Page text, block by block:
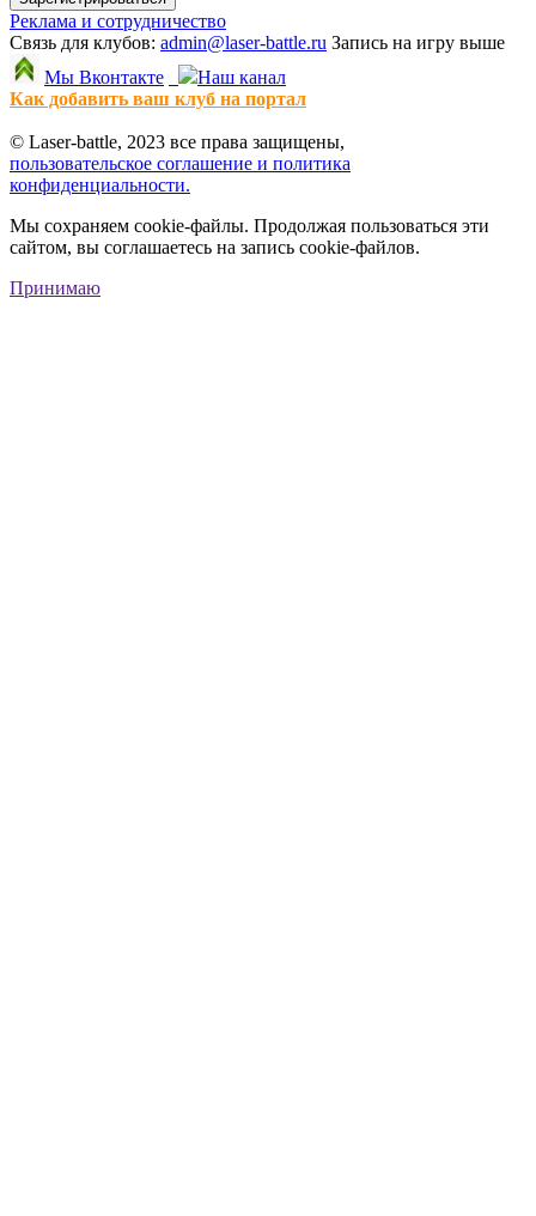
Реклама и сотрудничество
Связь для клубов: admin@laser-battle.ru Запись на игру выше
Мы Вконтакте
Наш канал
Как добавить ваш клуб на портал
© Laser-battle, 2023 все права защищены,
пользовательское соглашение и политика
конфиденциальности.
Мы сохраняем cookie-файлы. Продолжая пользоваться эти
сайтом, вы соглашаетесь на запись cookie-файлов.
Принимаю